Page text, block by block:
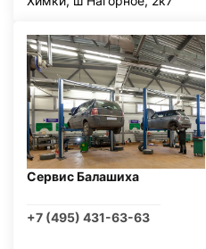
Сервис Балашиха
+7 (495) 431-63-63